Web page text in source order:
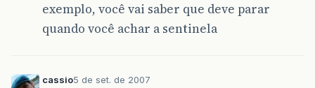
exemplo, você vai saber que deve parar
quando você achar a sentinela
cassio5 de set. de 2007